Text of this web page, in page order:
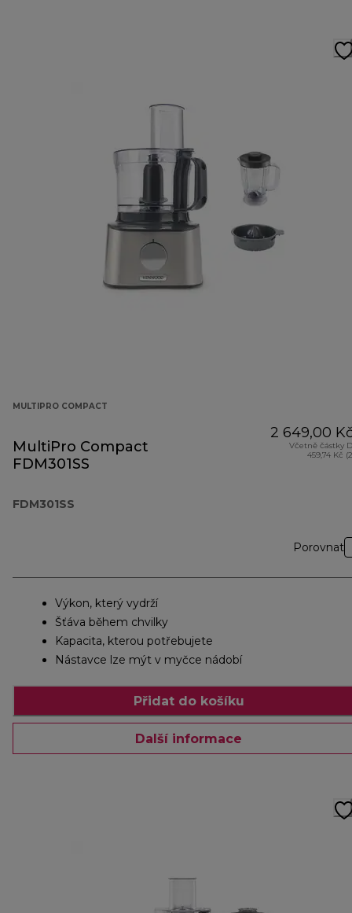
MULTIPRO COMPACT
MultiPro Compact
FDM301SS
FDM301SS
2 649,00
Včetně částky
459,74 Kč
Porovnat
Výkon, který vydrží
Šťáva během chvilky
Kapacita, kterou potřebujete
Nástavce lze mýt v myčce nádobí
Přidat do košíku
Další informace